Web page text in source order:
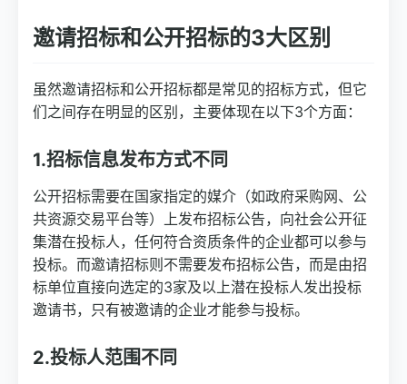
邀请招标和公开招标的3大区别
虽然邀请招标和公开招标都是常见的招标方式，但它
们之间存在明显的区别，主要体现在以下3个方面：
1.招标信息发布方式不同
公开招标需要在国家指定的媒介（如政府采购网、公
共资源交易平台等）上发布招标公告，向社会公开征
集潜在投标人，任何符合资质条件的企业都可以参与
投标。而邀请招标则不需要发布招标公告，而是由招
标单位直接向选定的3家及以上潜在投标人发出投标
邀请书，只有被邀请的企业才能参与投标。
2.投标人范围不同